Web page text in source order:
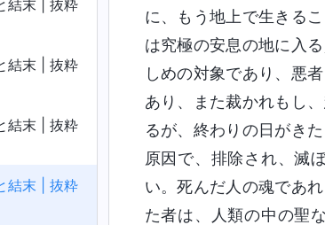
結末 | 抜粋
結末 | 抜粋
結末 | 抜粋
結末 | 抜粋
に、もう地上で生きる
は究極の安息の地に入
しめの対象であり、悪
あり、また裁かれもし
るが、終わりの日がき
原因で、排除され、滅
い。死んだ人の魂であ
た者は、人類の中の聖